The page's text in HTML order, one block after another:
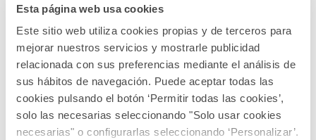
Esta página web usa cookies
Este sitio web utiliza cookies propias y de terceros para
mejorar nuestros servicios y mostrarle publicidad
relacionada con sus preferencias mediante el análisis de
sus hábitos de navegación. Puede aceptar todas las
cookies pulsando el botón ‘Permitir todas las cookies’,
solo las necesarias seleccionando "Solo usar cookies
necesarias" o configurarlas seleccionando ‘Personalizar’.
TURÍSTICA BLOQUE 9. ANIMACIÓN TURÍSTICA
BLOQUE 10. EXÁMENES PRÁCTICOS DE OPOSICIONES 1.
Examen práctico de la convocatoria de oposiciones de 2002
en Andalucía 2. Examen práctico de la convocatoria de
oposiciones de 2004 en Andalucía 3. Examen práctico de la
convocatoria de oposiciones de 2006 en Andalucía BLOQUE
11. UBICACIÓN DE SUPUESTOS PRÁCTICOS EN GRADO,
CICLO Y MÓDULO PROFESIONAL BIBLIOGRAFÍA